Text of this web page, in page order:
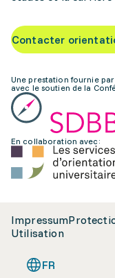
Contacter
Une prestation fournie par
avec le soutien de la
En collaboration avec:
Impressum
Utilisation
FR